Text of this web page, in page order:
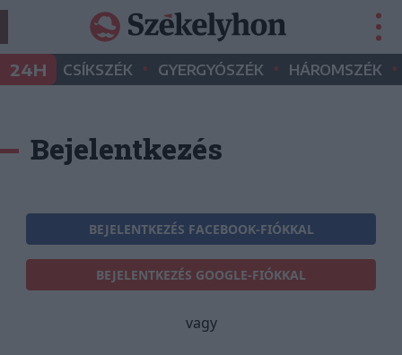
24H CSÍKSZÉK • GYERGYÓSZÉK • HÁROMSZÉK •
Bejelentkezés
BEJELENTKEZÉS FACEBOOK-FIÓKKAL
BEJELENTKEZÉS GOOGLE-FIÓKKAL
vagy